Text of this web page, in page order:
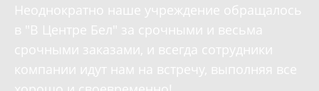
Неоднократно наше учреждение обращалось
в "В Центре Бел" за срочными и весьма
срочными заказами, и всегда сотрудники
компании идут нам на встречу, выполняя все